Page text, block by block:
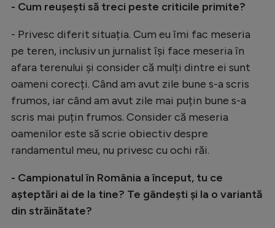
- Cum reușești să treci peste criticile primite?
- Privesc diferit situația. Cum eu îmi fac meseria
pe teren, inclusiv un jurnalist își face meseria în
afara terenului și consider că mulți dintre ei sunt
oameni corecți. Când am avut zile bune s-a scris
frumos, iar când am avut zile mai puțin bune s-a
scris mai puțin frumos. Consider că meseria
oamenilor este să scrie obiectiv despre
randamentul meu, nu privesc cu ochi răi.
- Campionatul în România a început, tu ce
așteptări ai de la tine? Te gândești și la o variantă
din străinătate?